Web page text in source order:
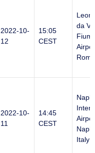
2022-10-
12
15:05
CEST
da
2022-10-
11
14:45
CEST
Italy